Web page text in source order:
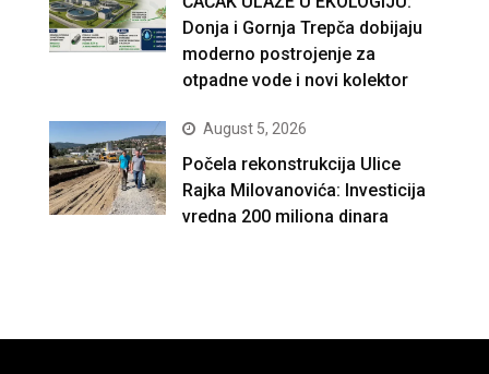
Donja i Gornja Trepča dobijaju
moderno postrojenje za
otpadne vode i novi kolektor
August 5, 2026
Počela rekonstrukcija Ulice
Rajka Milovanovića: Investicija
vredna 200 miliona dinara